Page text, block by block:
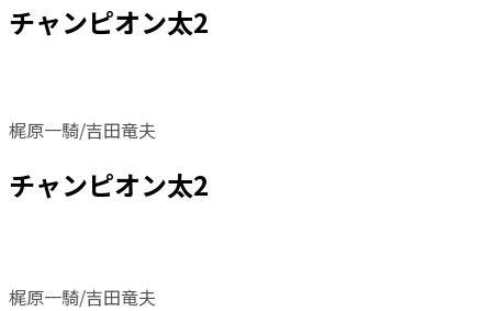
チャンピオン太2
梶原一騎/吉田竜夫
チャンピオン太2
梶原一騎/吉田竜夫